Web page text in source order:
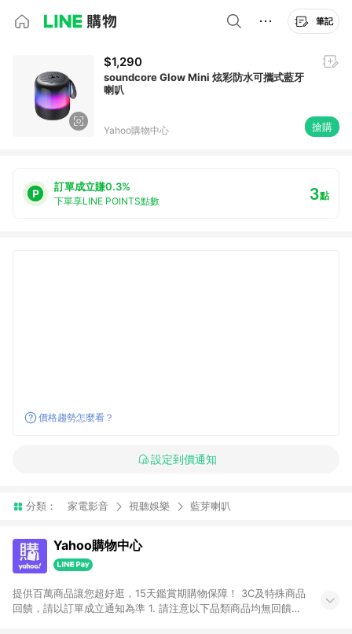
筆記
$1,290
soundcore Glow Mini 炫彩防水可攜式藍牙
喇叭
Yahoo購物中心 搶購
訂單成立賺0.3%
下單享LINE POINTS點數 3點
價格趨勢怎麼看？
設定到價通知
分類： 家電影音 視聽娛樂 藍芽喇叭
Yahoo購物中心
提供百萬商品讓您超好逛，15天鑑賞期購物保障！ 3C及特殊商品
回饋，請以訂單成立通知為準 1. 請注意以下品類商品均無回饋：